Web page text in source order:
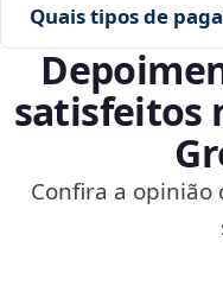
Quais tipos de
satisfeitos
Confira a opinião